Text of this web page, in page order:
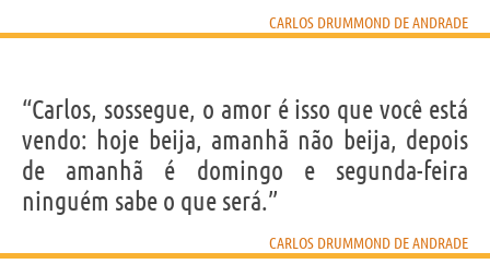
CARLOS DRUMMOND DE ANDRADE
“Carlos, sossegue, o amor é isso que você está
vendo: hoje beija, amanhã não beija, depois
de amanhã é domingo e segunda-feira
ninguém sabe o que será.”
CARLOS DRUMMOND DE ANDRADE